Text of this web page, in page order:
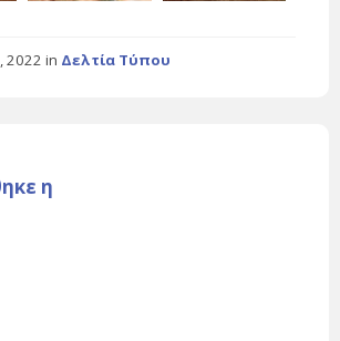
2022 in Δελτία Τύπου
η